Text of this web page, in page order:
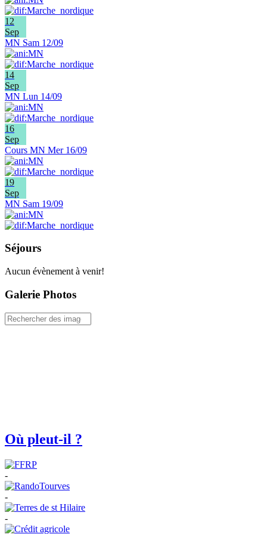
12
Sep
MN Sam 12/09
14
Sep
MN Lun 14/09
16
Sep
Cours MN Mer 16/09
19
Sep
MN Sam 19/09
Séjours
Aucun évènement à venir!
Galerie Photos
Où pleut-il ?
-
-
-